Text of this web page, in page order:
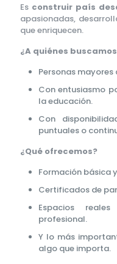
Es construir país
apasionadas,
que enriquecen.
¿A quiénes
Personas mayores
Con entusiasmo
la educación.
Con
puntuales o
¿Qué ofrecemos?
Formación básica
Certificados de
Espacios
profesional.
Y lo más
algo que importa.